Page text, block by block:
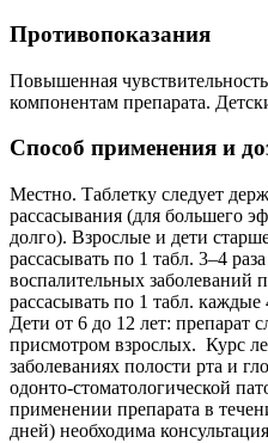
Противопоказания
Повышенная
компонентам препарата.
Способ применения и
Местно. Таблетку следует
рассасывания (для большего
долго). Взрослые и дети
рассасывать по 1 табл. 3–4
воспалительных заболеваний
рассасывать по 1 табл. каждые
Дети от 6 до 12 лет: препарат
присмотром взрослых. Курс
заболеваниях полости рта и
одонто-стоматологической
применении препарата в
дней) необходима